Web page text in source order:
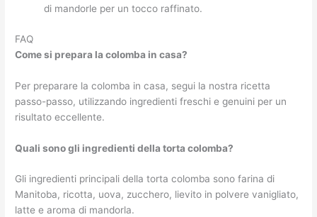
di mandorle per un tocco raffinato.
FAQ
Come si prepara la colomba in casa?
Per preparare la colomba in casa, segui la nostra ricetta
passo-passo, utilizzando ingredienti freschi e genuini per un
risultato eccellente.
Quali sono gli ingredienti della torta colomba?
Gli ingredienti principali della torta colomba sono farina di
Manitoba, ricotta, uova, zucchero, lievito in polvere vanigliato,
latte e aroma di mandorla.